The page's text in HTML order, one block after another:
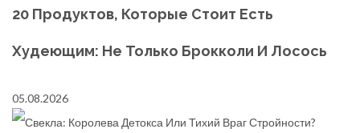
20 Продуктов, Которые Стоит Есть
Худеющим: Не Только Брокколи И Лосось
05.08.2026